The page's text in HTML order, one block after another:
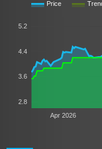
Price
Apr 2026
2.8
3.6
4.4
5.2